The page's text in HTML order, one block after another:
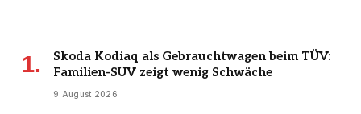
Skoda Kodiaq als Gebrauchtwagen beim TÜV:
Familien-SUV zeigt wenig Schwäche
9 August 2026